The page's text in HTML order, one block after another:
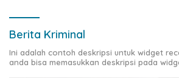
Berita Kriminal
Ini adalah contoh deskripsi untuk widget
anda bisa memasukkan deskripsi pada